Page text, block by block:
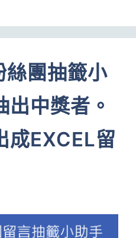
團抽籤小
出中獎者。
成EXCEL留